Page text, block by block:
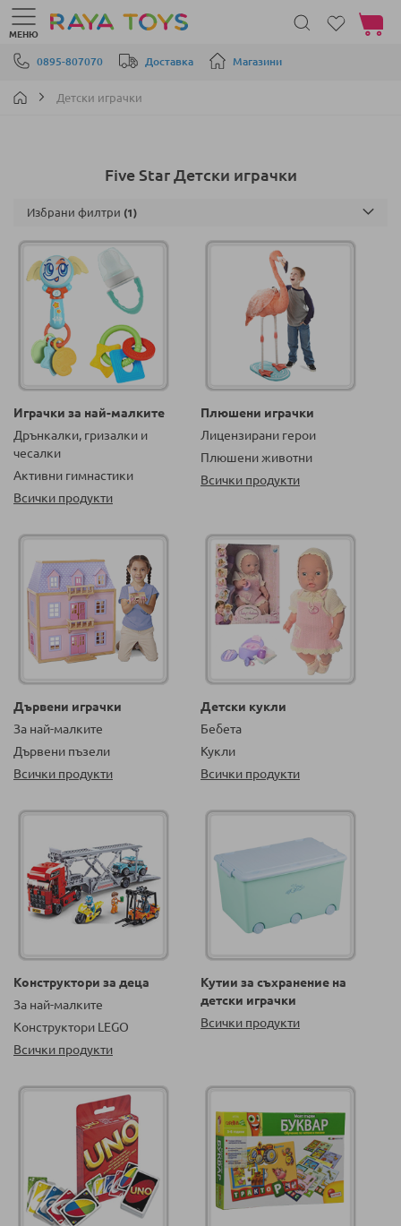
Прескачане към съдържанието
0895-807070 Доставка Магазини
МЕНЮ
Моята
Детски играчки
Five Star Детски играчки
Играчки за най-малките
Дрънкалки, гризалки и
чесалки
Активни гимнастики
Всички продукти
Плюшени играчки
Лицензирани герои
Плюшени животни
Всички продукти
Дървени играчки
За най-малките
Дървени пъзели
Всички продукти
Детски кукли
Бебета
Кукли
Всички продукти
Конструктори за деца
За най-малките
Конструктори LEGO
Всички продукти
Кутии за съхранение на
детски играчки
Всички продукти
Избрани филтри